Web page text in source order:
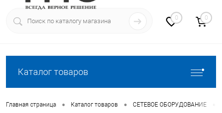
0 0
Каталог товаров
Главная страница • Каталог товаров • СЕТЕВОЕ ОБОРУДОВАНИЕ